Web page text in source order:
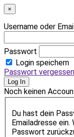
×
Username oder
Passwort
Login speichern
Passwort
Log In
Noch keinen
Du hast dein
Emailadresse ein.
Passwort